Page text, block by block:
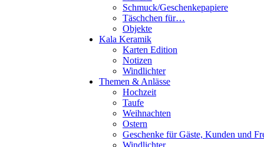
Schmuck/Geschenkepapiere
Täschchen für…
Objekte
Kala Keramik
Karten Edition
Notizen
Windlichter
Themen & Anlässe
Hochzeit
Taufe
Weihnachten
Ostern
Geschenke für Gäste, Kunden und
Windlichter